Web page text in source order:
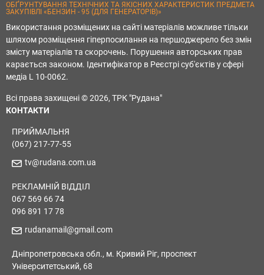
ОБҐРУНТУВАННЯ ТЕХНІЧНИХ ТА ЯКІСНИХ ХАРАКТЕРИСТИК ПРЕДМЕТА
ЗАКУПІВЛІ «БЕНЗИН - 95 (ДЛЯ ГЕНЕРАТОРІВ)»
Використання розміщених на сайті матеріалів можливе тільки
шляхом розміщення гіперпосилання на першоджерело без змін
змісту матеріалів та скорочень. Порушення авторських прав
карається законом. Ідентифікатор в Реєстрі суб'єктів у сфері
медіа L 10-0062.
Всі права захищені © 2026, ТРК "Рудана"
КОНТАКТИ
ПРИЙМАЛЬНЯ
(067) 217-77-55
tv@rudana.com.ua
РЕКЛАМНІЙ ВІДДІЛ
067 569 66 74
096 891 17 78
rudanamail@gmail.com
Дніпропетровська обл., м. Кривий Ріг, проспект
Університетський, 68